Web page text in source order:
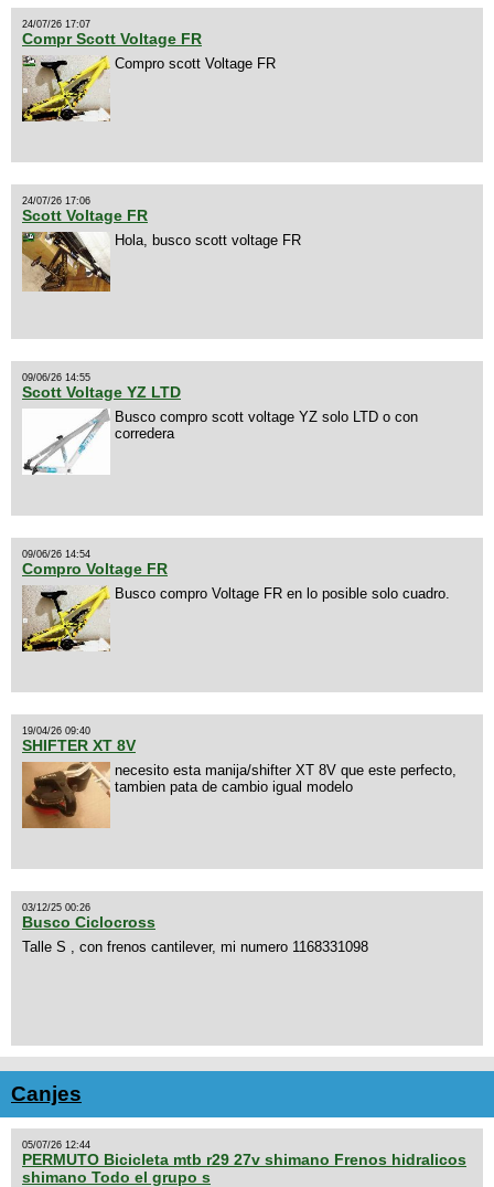
24/07/26 17:07
Compr Scott Voltage FR
Compro scott Voltage FR
24/07/26 17:06
Scott Voltage FR
Hola, busco scott voltage FR
09/06/26 14:55
Scott Voltage YZ LTD
Busco compro scott voltage YZ solo LTD o con
corredera
09/06/26 14:54
Compro Voltage FR
Busco compro Voltage FR en lo posible solo cuadro.
19/04/26 09:40
SHIFTER XT 8V
necesito esta manija/shifter XT 8V que este perfecto,
tambien pata de cambio igual modelo
03/12/25 00:26
Busco Ciclocross
Talle S , con frenos cantilever, mi numero 1168331098
Canjes
05/07/26 12:44
PERMUTO Bicicleta mtb r29 27v shimano Frenos hidralicos
shimano Todo el grupo s